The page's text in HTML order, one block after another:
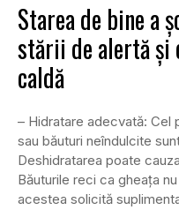
Starea de bine a
stării de alertă și
caldă
– Hidratare adecvată: Cel
sau băuturi neîndulcite
Deshidratarea poate
Băuturile reci ca gheața
acestea solicită